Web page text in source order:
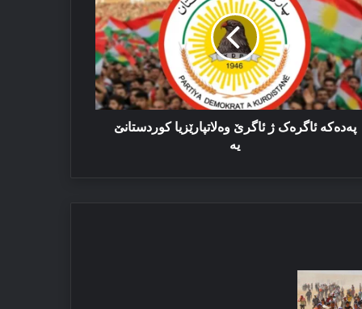
پەدەكە ئاگره‌ک ژ ئاگرێ وه‌لاتپارێزیا کوردستانێ
یه‌